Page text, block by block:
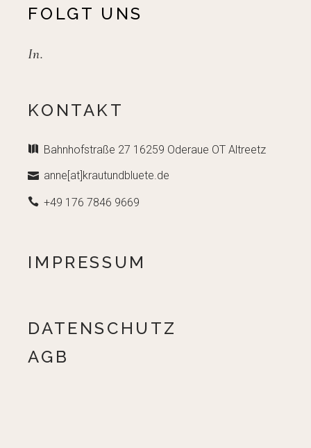
FOLGT UNS
In.
KONTAKT
Bahnhofstraße 27 16259 Oderaue OT Altreetz
anne[at]krautundbluete.de
+49 176 7846 9669
IMPRESSUM
DATENSCHUTZ
AGB